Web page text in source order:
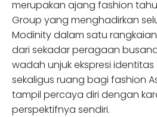
merupakan ajang fashion
Group yang menghadirkan
Modinity dalam satu
dari sekadar peragaan
wadah unjuk ekspresi
sekaligus ruang bagi fashion
tampil percaya diri dengan
perspektifnya sendiri.